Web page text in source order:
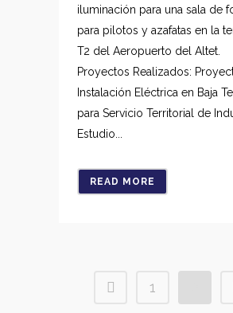
iluminación para una sala de
para pilotos y azafatas en la
T2 del Aeropuerto del Altet.
Proyectos Realizados:
Instalación Eléctrica en Baja
para Servicio Territorial de
Estudio...
READ MORE
1